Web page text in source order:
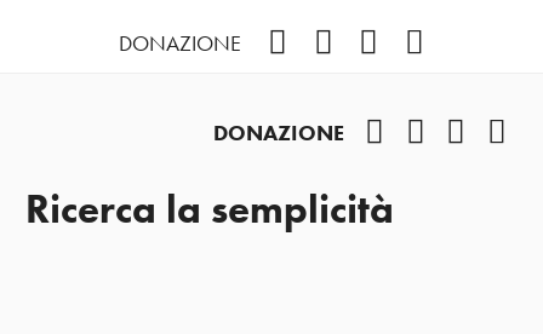
DONAZIONE
DONAZIONE
Ricerca la semplicità